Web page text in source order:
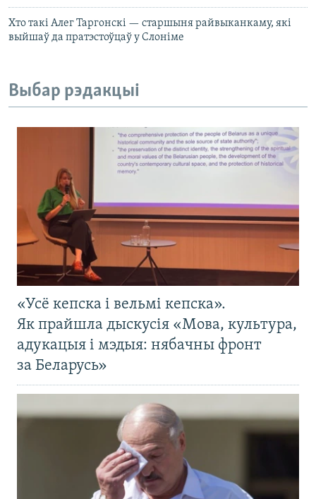
Хто такі Алег Таргонскі — старшыня райвыканкаму, які
выйшаў да пратэстоўцаў у Слоніме
Выбар рэдакцыі
«Усё кепска і вельмі кепска».
Як прайшла дыскусія «Мова, культура,
адукацыя і мэдыя: нябачны фронт
за Беларусь»